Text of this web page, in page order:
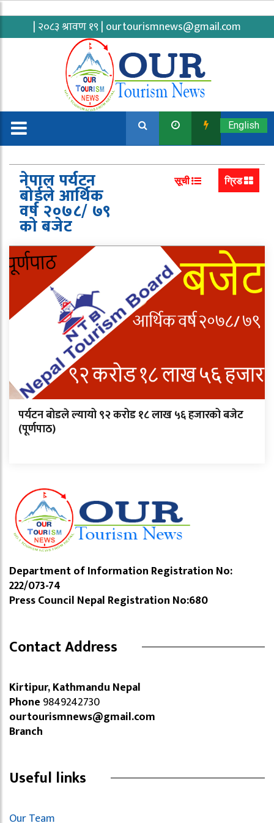
| २०८३ श्रावण १९ | ourtourismnews@gmail.com
English
नेपाल पर्यटन
बोर्डले आर्थिक
वर्ष २०७८/ ७९
को बजेट
सूची ग्रिड
पर्यटन बोडले ल्यायो ९२ करोड १८ लाख ५६ हजारको बजेट
(पूर्णपाठ)
Department of Information Registration No:
222/073-74
Press Council Nepal Registration No:680
Contact Address
Kirtipur, Kathmandu Nepal
Phone 9849242730
ourtourismnews@gmail.com
Branch
Useful links
Our Team